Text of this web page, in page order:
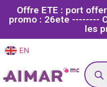
Offre ETE : port
promo : 26ete --------
les
EN
Site dédié aux